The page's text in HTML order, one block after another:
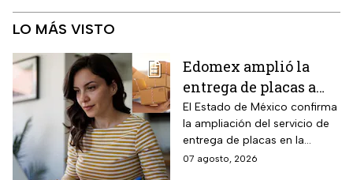
LO MÁS VISTO
Edomex amplió la
entrega de placas a
domicilio a todo el
estado: los tres pasos
para reemplacar en
línea antes del 31 de
El Estado de México confirma
la ampliación del servicio de
entrega de placas en la
puerta del domicilio,
07 agosto, 2026